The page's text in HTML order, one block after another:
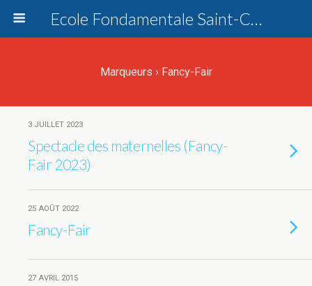
Ecole Fondamentale Saint-Charles Dottignies
Marqueurs › Fancy-Fair
3 JUILLET 2023
Spectacle des maternelles (Fancy-
Fair 2023)
25 AOÛT 2022
Fancy-Fair
27 AVRIL 2015